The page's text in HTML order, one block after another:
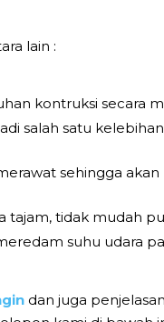
lain :
kontruksi secara
salah satu
sehingga
tajam, tidak mudah
suhu udara
dan juga